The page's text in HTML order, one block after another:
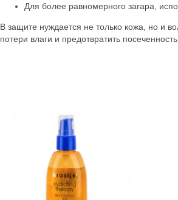
Для более равномерного загара,
В защите нуждается не только кожа, но и
потери влаги и предотвратить